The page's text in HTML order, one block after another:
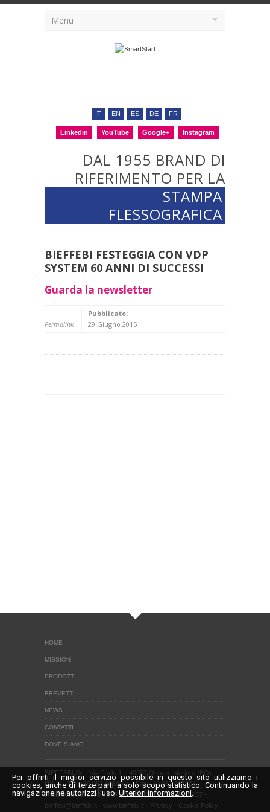
Menu
IT EN ES DE FR
Linkedin YouTube Google+ Instagram
DAL 1955 BRAND DI
RIFERIMENTO PER LA
STAMPA
FLESSOGRAFICA
BIEFFEBI FESTEGGIA CON VDP
SYSTEM 60 ANNI DI SUCCESSI
Guarda la newsletter
Permalink
Pubblicato:
29 Giugno 2015
HOME
MISSION
PRODOTTI
BREVETTI
NEWS
CONTATTI
DOVE SIAMO
BIEFFEBI Srl - Via Frullo 1 – 40057 Quarto Inferiore (BO) –
ITALY - Tel. +39 051 6069011 - Fax +39 051 767508
P.Iva 00500991203 - C.F. 00307350371 - REA 143157 -
bieffebi@bieffebi.it
www.bieffebi.it Privacy Cookie Policy
Per offrirti il miglior servizio possibile in questo sito utilizziamo i
cookies, anche di terze parti a solo scopo statistico. Continuando la
navigazione ne autorizzi l'uso. Ulteriori informazioni.